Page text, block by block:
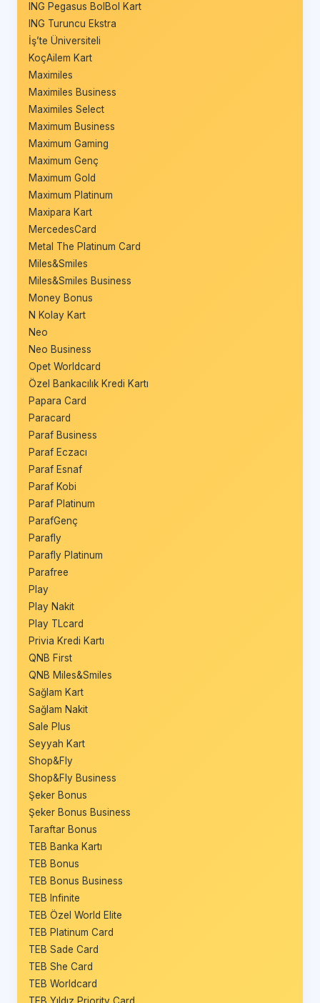
ING Pegasus BolBol Kart
ING Turuncu Ekstra
İş’te Üniversiteli
KoçAilem Kart
Maximiles
Maximiles Business
Maximiles Select
Maximum Business
Maximum Gaming
Maximum Genç
Maximum Gold
Maximum Platinum
Maxipara Kart
MercedesCard
Metal The Platinum Card
Miles&Smiles
Miles&Smiles Business
Money Bonus
N Kolay Kart
Neo
Neo Business
Opet Worldcard
Özel Bankacılık Kredi Kartı
Papara Card
Paracard
Paraf Business
Paraf Eczacı
Paraf Esnaf
Paraf Kobi
Paraf Platinum
ParafGenç
Parafly
Parafly Platinum
Parafree
Play
Play Nakit
Play TLcard
Privia Kredi Kartı
QNB First
QNB Miles&Smiles
Sağlam Kart
Sağlam Nakit
Sale Plus
Seyyah Kart
Shop&Fly
Shop&Fly Business
Şeker Bonus
Şeker Bonus Business
Taraftar Bonus
TEB Banka Kartı
TEB Bonus
TEB Bonus Business
TEB Infinite
TEB Özel World Elite
TEB Platinum Card
TEB Sade Card
TEB She Card
TEB Worldcard